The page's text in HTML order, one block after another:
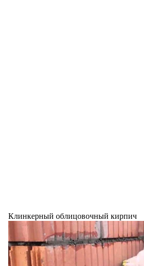
Клинкерный облицовочный кирпич